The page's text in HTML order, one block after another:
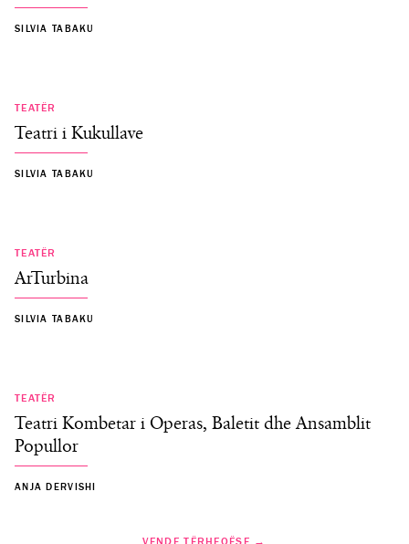
SILVIA TABAKU
TEATËR
Teatri i Kukullave
SILVIA TABAKU
TEATËR
ArTurbina
SILVIA TABAKU
TEATËR
Teatri Kombetar i Operas, Baletit dhe Ansamblit
Popullor
ANJA DERVISHI
VENDE TËRHEQËSE →